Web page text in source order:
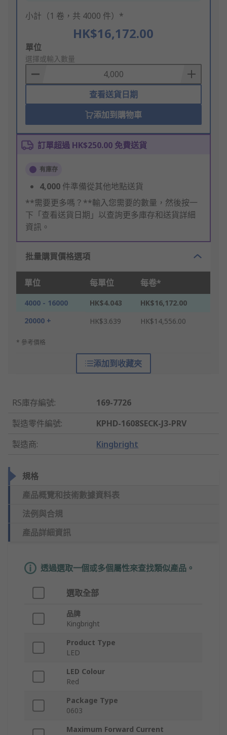
小計（1 卷，共 4000 件）*
HK$16,172.00
Add
to
Basket
單位
選擇或輸入數量
查看送貨日期
添加到購物車
訂單超過 HK$250.00 免費送貨
有庫存
4,000 件準備從其他地點送貨
**需要更多嗎？**輸入您需要的數量，然後按一
下「查看送貨日期」以查詢更多庫存和送貨詳細
資訊。
批量購買價格選項
單位 每單位 每卷*
4000 - 16000 HK$4.043
HK$16,172.00
20000 +
HK$3.639 HK$14,556.00
* 參考價格
添加到收藏夾
RS庫存編號:
169-7726
製造零件編號:
KPHD-1608SECK-J3-PRV
製造商: Kingbright
規格
產品概覽和技術數據資料表
法例與合規
產品詳細資訊
透過選取一個或多個屬性來查找類似產品。
選取全部
品牌
Kingbright
Product Type
LED
LED Colour
Red
Package Type
0603
Maximum Forward Current